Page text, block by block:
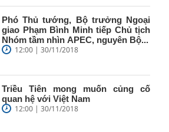
Phó Thủ tướng, Bộ trưởng Ngoại
giao Phạm Bình Minh tiếp Chủ tịch
Nhóm tầm nhìn APEC, nguyên Bộ...
12:00 | 30/11/2018
Triều Tiên mong muốn củng cố
quan hệ với Việt Nam
12:00 | 30/11/2018